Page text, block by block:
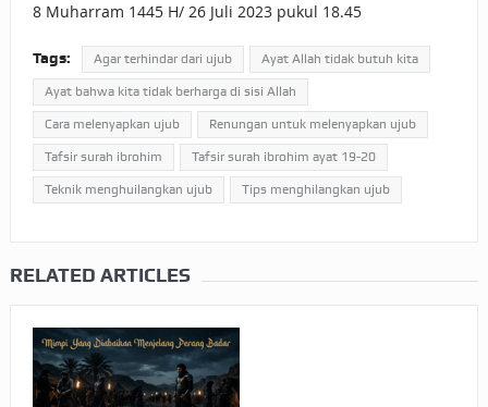
8 Muharram 1445 H/ 26 Juli 2023 pukul 18.45
Tags: Agar terhindar dari ujub Ayat Allah tidak butuh kita
Ayat bahwa kita tidak berharga di sisi Allah
Cara melenyapkan ujub Renungan untuk melenyapkan ujub
Tafsir surah ibrohim Tafsir surah ibrohim ayat 19-20
Teknik menghuilangkan ujub Tips menghilangkan ujub
RELATED ARTICLES